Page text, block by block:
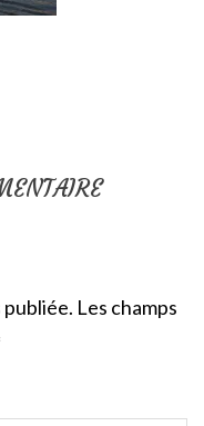
publiée. Les champs